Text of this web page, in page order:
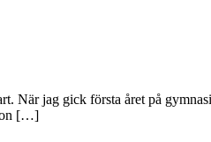
jag gick första året på
[…]